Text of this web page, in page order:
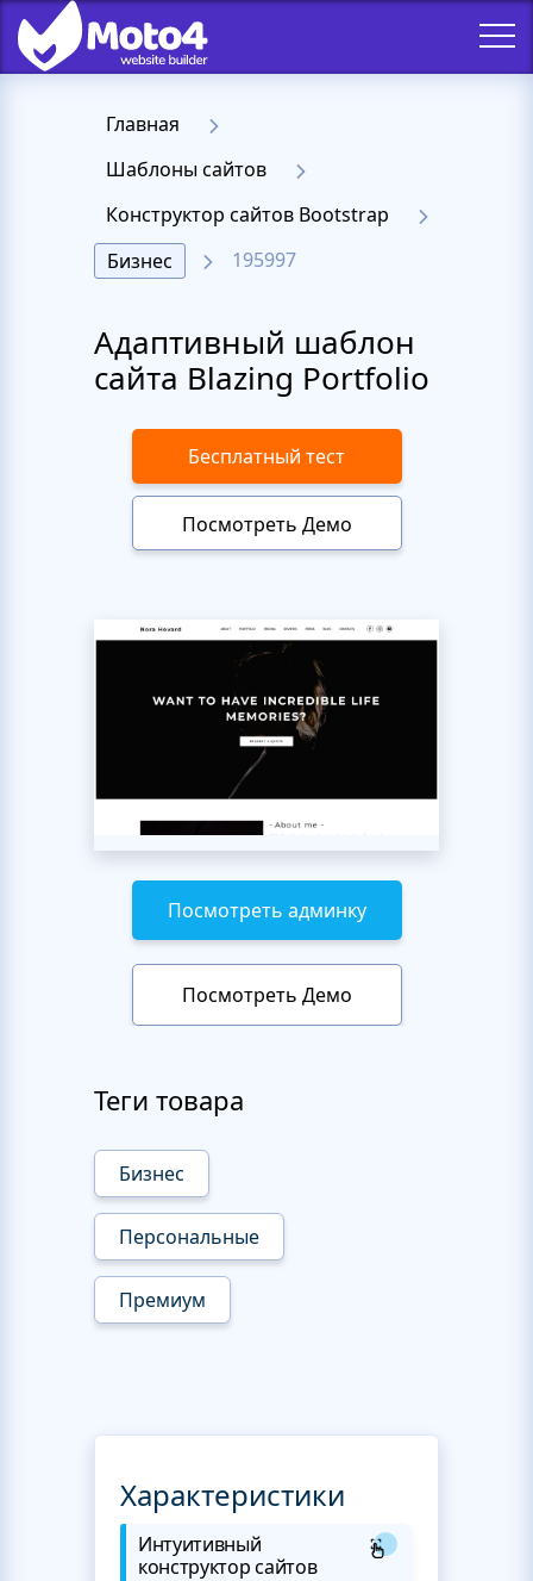
Главная
Шаблоны сайтов
Конструктор сайтов Bootstrap
Бизнес
195997
Адаптивный шаблон
сайта Blazing Portfolio
Бесплатный тест
Посмотреть Демо
Посмотреть админку
Посмотреть Демо
Теги товара
Бизнес
Персональные
Премиум
Характеристики
Интуитивный
конструктор сайтов